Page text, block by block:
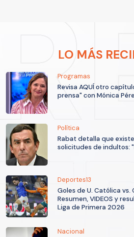
LO MÁS
Programas
Revisa AQUÍ otro
prensa" con Mónica
Política
Rabat detalla que
solicitudes de indultos:
Deportes13
Goles de U. Católica vs.
Resumen, VIDEOS y
Liga de Primera 2026
Nacional